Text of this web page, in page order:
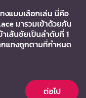
งแบบเลือกเล่น นี่คือ
มารวมเข้าด้วยกัน
าเส้นชัยเป็นลำดับที่ 1
กแทงถูกตามที่กำหนด
ต่อไป